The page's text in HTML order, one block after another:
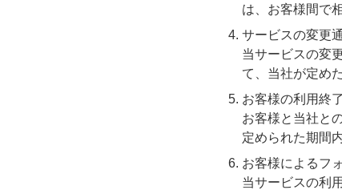
は、お客様間で
サービスの変更
当サービスの変
て、当社が定め
お客様の利用終
お客様と当社と
定められた期間
お客様によるフ
当サービスの利